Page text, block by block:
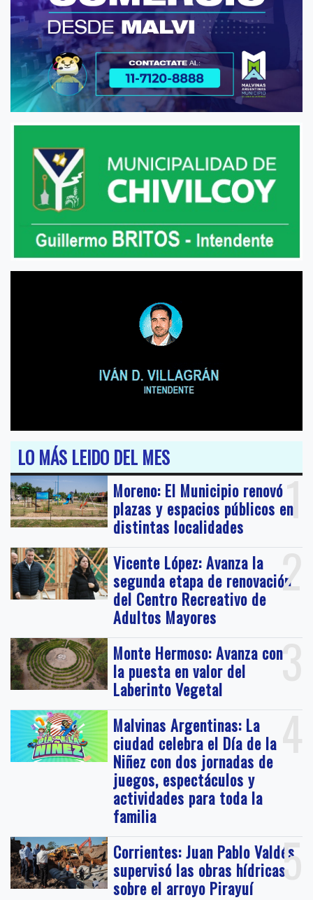
LO MÁS LEIDO DEL MES
1
Moreno: El Municipio renovó
plazas y espacios públicos en
distintas localidades
2
Vicente López: Avanza la
segunda etapa de renovación
del Centro Recreativo de
Adultos Mayores
3
Monte Hermoso: Avanza con
la puesta en valor del
Laberinto Vegetal
4
Malvinas Argentinas: La
ciudad celebra el Día de la
Niñez con dos jornadas de
juegos, espectáculos y
actividades para toda la
familia
5
Corrientes: Juan Pablo Valdés
supervisó las obras hídricas
sobre el arroyo Pirayuí